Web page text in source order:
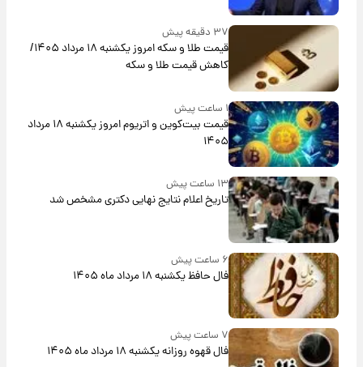
۳۷ دقیقه پیش
قیمت طلا و سکه امروز یکشنبه ۱۸ مرداد ۱۴۰۵/
کاهش قیمت طلا و سکه
۱ ساعت پیش
قیمت بیت‌کوین و اتریوم امروز یکشنبه ۱۸ مرداد
۱۴۰۵
۱۳ ساعت پیش
تاریخ اعلام نتایج نهایی دکتری مشخص شد
۶ ساعت پیش
فال حافظ یکشنبه ۱۸ مرداد ماه ۱۴۰۵
۷ ساعت پیش
فال قهوه روزانه یکشنبه ۱۸ مرداد ماه ۱۴۰۵